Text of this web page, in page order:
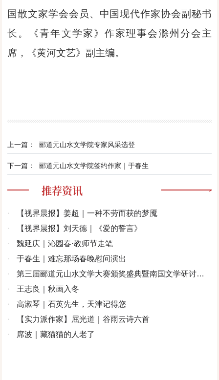
推荐资讯
·
【视界晨报】姜超｜一种不劳而获的梦魇
·
【视界晨报】刘天德｜《爱的誓言》
·
魏延庆｜沁园春·教师节走笔
·
于春生｜难忘那场春晚慰问演出
·
第三届郦道元山水文学大赛颁奖盛典暨南国文学研讨会
在北京举行
·
王志良｜秋画入冬
·
高淑琴｜石英先生，天津记得您
·
【实力派作家】屈光道｜谷雨云诗六首
·
席波｜藏猫猫的人老了
国散文家学会会员、中国现代作家协会副秘书
长。《青年文学家》作家理事会滁州分会主
席，《黄河文艺》副主编。
上一篇： 郦道元山水文学院专家风采选登
下一篇： 郦道元山水文学院签约作家｜于春生